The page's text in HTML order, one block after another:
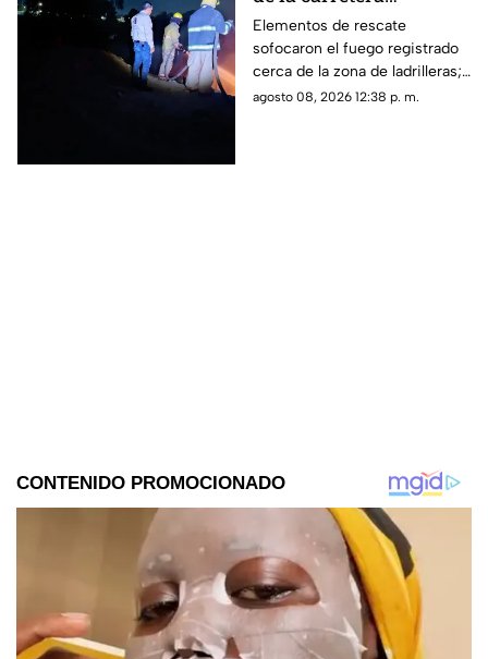
Matamoros-Torreón:
IMÁGENES
Elementos de rescate
sofocaron el fuego registrado
cerca de la zona de ladrilleras;
no se reportaron personas
agosto 08, 2026 12:38 p. m.